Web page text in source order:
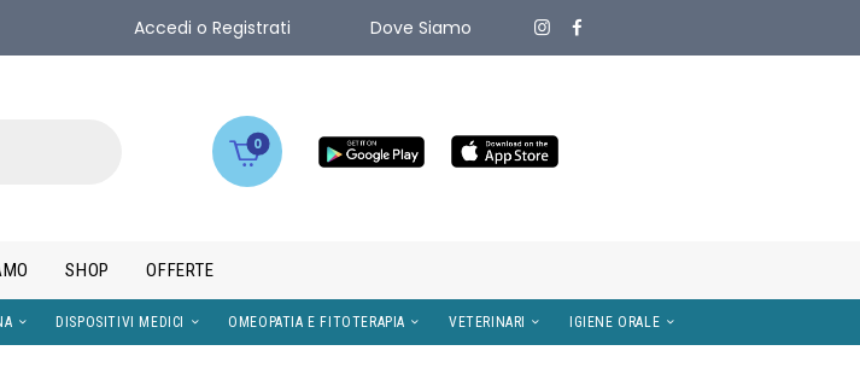
Accedi o Registrati Dove Siamo
0
SHOP OFFERTE